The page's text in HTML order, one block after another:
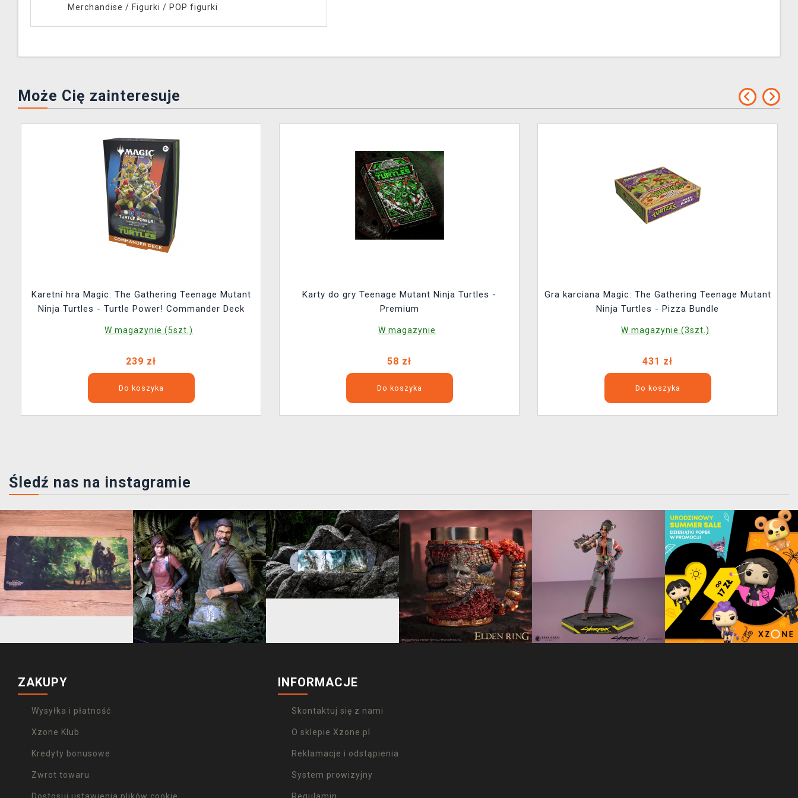
Merchandise / Figurki / POP figurki
Może Cię zainteresuje
Karetní hra Magic: The Gathering Teenage Mutant
Ninja Turtles - Turtle Power! Commander Deck
W magazynie (5szt.)
239 zł
Do koszyka
Karty do gry Teenage Mutant Ninja Turtles -
Premium
W magazynie
58 zł
Do koszyka
Gra karciana Magic: The Gathering Teenage Mutant
Ninja Turtles - Pizza Bundle
W magazynie (3szt.)
431 zł
Do koszyka
Śledź nas na instagramie
ZAKUPY
Wysyłka i płatność
Xzone Klub
Kredyty bonusowe
Zwrot towaru
INFORMACJE
Skontaktuj się z nami
O sklepie Xzone.pl
Reklamacje i odstąpienia
System prowizyjny